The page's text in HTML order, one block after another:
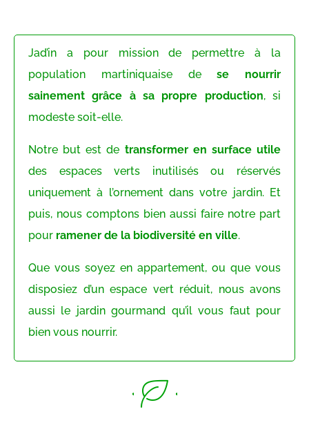
Jad’in a pour mission de permettre à la
population martiniquaise dese nourrir
sainement grâce à sa propre production, si
modeste soit-elle.
Notre but est de transformer en surface utile
des espaces verts inutilisés ou réservés
uniquement à l’ornement dans votre jardin. Et
puis, nous comptons bien aussi faire notre part
pour ramener de la biodiversité en ville.
Que vous soyez en appartement, ou que vous
disposiez d’un espace vert réduit, nous avons
aussi le jardin gourmand qu’il vous faut pour
bien vous nourrir.